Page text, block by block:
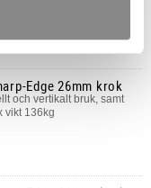
Edge 26mm krok
och vertikalt bruk, samt
vikt 136kg